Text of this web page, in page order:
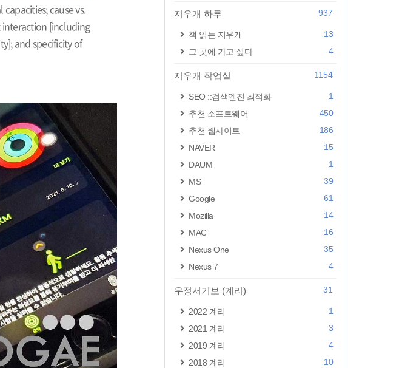
cause vs.
[including
and specificity of
지우개 하루 937
책 읽는 지우개
13
그 곳에 가고 싶다
4
지우개 작업실 1154
SEO ::검색엔진 최적화
1
추천 소프트웨어
450
추천 웹사이트
186
NAVER
15
DAUM
1
MS
39
Google
61
Mozilla
14
MAC
16
Nexus One
35
Nexus 7
4
우정서기보 (계리) 31
2022 계리
1
2021 계리
3
2019 계리
4
2018 계리
10